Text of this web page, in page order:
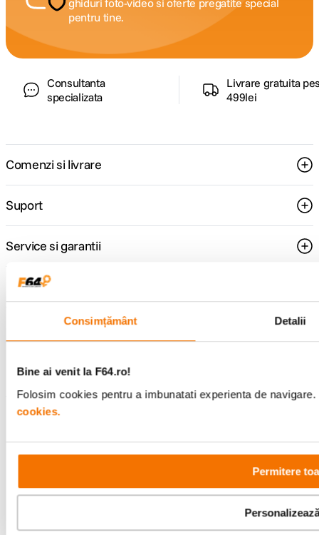
Consimțământ Detalii
Bine ai venit la F64.ro!
Folosim cookies pentru a imbunatati experienta de
cookies.
Permitere
ghiduri foto-video si oferte pregatite special
pentru tine.
Consultanta
specializata
Livrare gratuita
499lei
Comenzi si livrare
Suport
Service si garantii
F64 Studio
Urmareste-ne
+40 21 270 0050
Program de lucru
Showroom